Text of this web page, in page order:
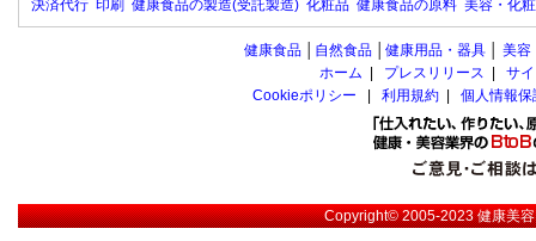
決済代行 印刷 健康食品の製造(受託製造) 化粧品 健康食品の原料 美容・化
健康食品 自然食品 健康用品・器具 美容
ホーム
プレスリリース
サ
Cookieポリシー
利用規約 個人情報
Copyright© 2005-2023健康美